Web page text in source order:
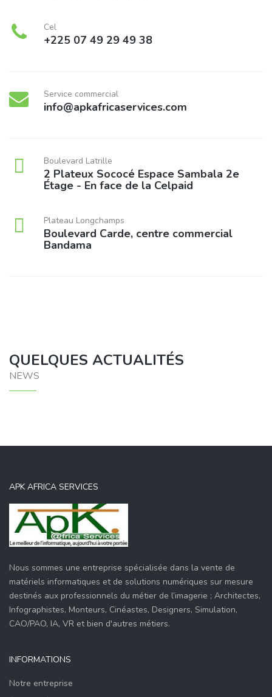
Cel
+225 07 49 29 49 38
Service commercial
info@apkafricaservices.com
Boulevard Latrille
2 Plateux Sococé Espace Sambala 2e
Étage - En face de la Celpaid
Plateau Longchamps
Boulevard Carde, centre commercial
Bandama
QUELQUES ACTUALITÉS
NEWS
APK AFRICA SERVICES
Nous sommes une entreprise spécialisée dans la vente de
matériels informatiques et de solutions numériques sur mesure
destinés aux professionnels du métier de l’imagerie ; Architectes,
Infographistes, Monteurs, Cinéastes, Designers, Simulation,
CAO/PAO, IA, VR et bien d'autres métiers.
INFORMATIONS
Notre entreprise